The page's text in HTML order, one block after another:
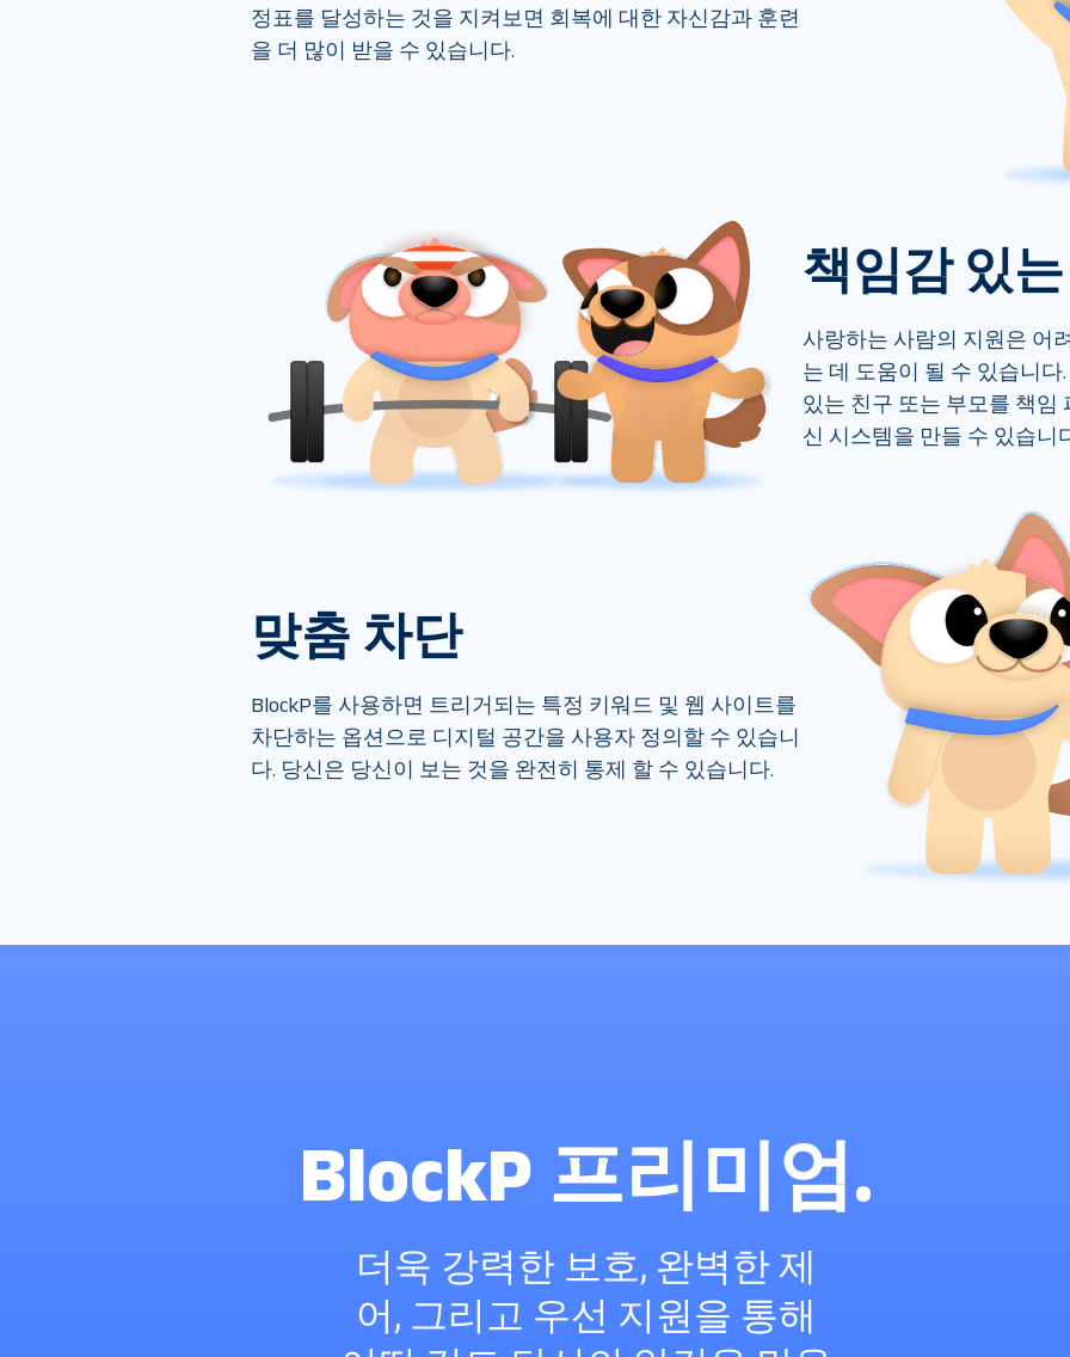
정표를 달성하는 것을 지켜보면 회복에 대한 자신감과 훈련
을 더 많이 받을 수 있습니다.
책임감 있
사랑하는 사람의 지원은 어
는 데 도움이 될 수 있습니
있는 친구 또는 부모를 책임
신 시스템을 만들 수 있습니
맞춤 차단
BlockP를 사용하면 트리거되는 특정 키워드 및 웹 사이트를
차단하는 옵션으로 디지털 공간을 사용자 정의할 수 있습니
다. 당신은 당신이 보는 것을 완전히 통제 할 수 있습니다.
BlockP 프리미엄.
더욱 강력한 보호, 완벽한 제
어, 그리고 우선 지원을 통해